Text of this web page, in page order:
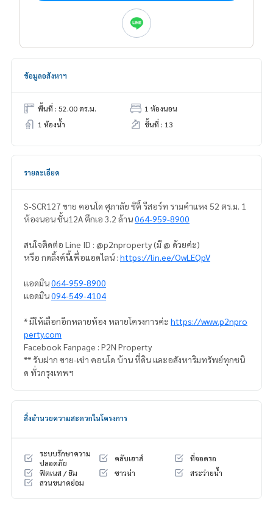
ข้อมูลอสังหาฯ
พื้นที่ : 52.00 ตร.ม.
1 ห้องนอน
1 ห้องน้ำ
ชั้นที่ : 13
รายละเอียด
S-SCR127 ขาย คอนโด ศุภาลัย ซิตี้ รีสอร์ท รามคำแหง 52 ตร.ม. 1
ห้องนอน ชั้น12A ตึกเอ 3.2 ล้าน064-959-8900
สนใจติดต่อ Line ID : @p2nproperty (มี @ ด้วยค่ะ)
หรือ กดลิ้งค์นี้เพื่อแอดไลน์ : https://lin.ee/OwLEQpV
แอดมิน064-959-8900
แอดมิน094-549-4104
* มีให้เลือกอีกหลายห้อง หลายโครงการค่ะ https://www.p2npro
perty.com
Facebook Fanpage : P2N Property
** รับฝาก ขาย-เช่า คอนโด บ้าน ที่ดิน และอสังหาริมทรัพย์ทุกชนิ
ด ทั่วกรุงเทพฯ
สิ่งอำนวยความสะดวกในโครงการ
ระบบรักษาความ
ปลอดภัย
คลับเฮาส์
ที่จอดรถ
ฟิตเนส / ยิม
ซาวน่า
สระว่ายน้ำ
สวนขนาดย่อม